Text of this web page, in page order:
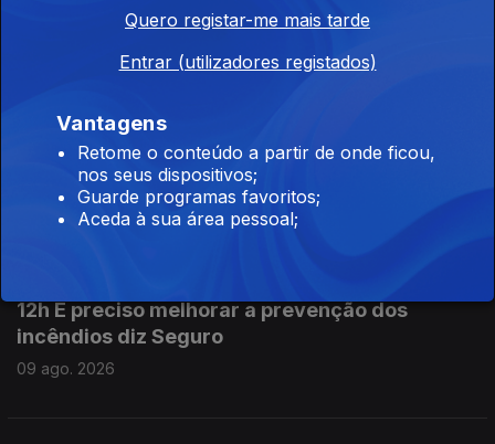
09 ago. 2026
09 ago. 2026
12h É preciso melhorar a prevenção dos
incêndios diz Seguro
09 ago. 2026
Quero registar-me mais tarde
Entrar (utilizadores registados)
Vantagens
Retome o conteúdo a partir de onde ficou,
nos seus dispositivos;
Guarde programas favoritos;
Aceda à sua área pessoal;